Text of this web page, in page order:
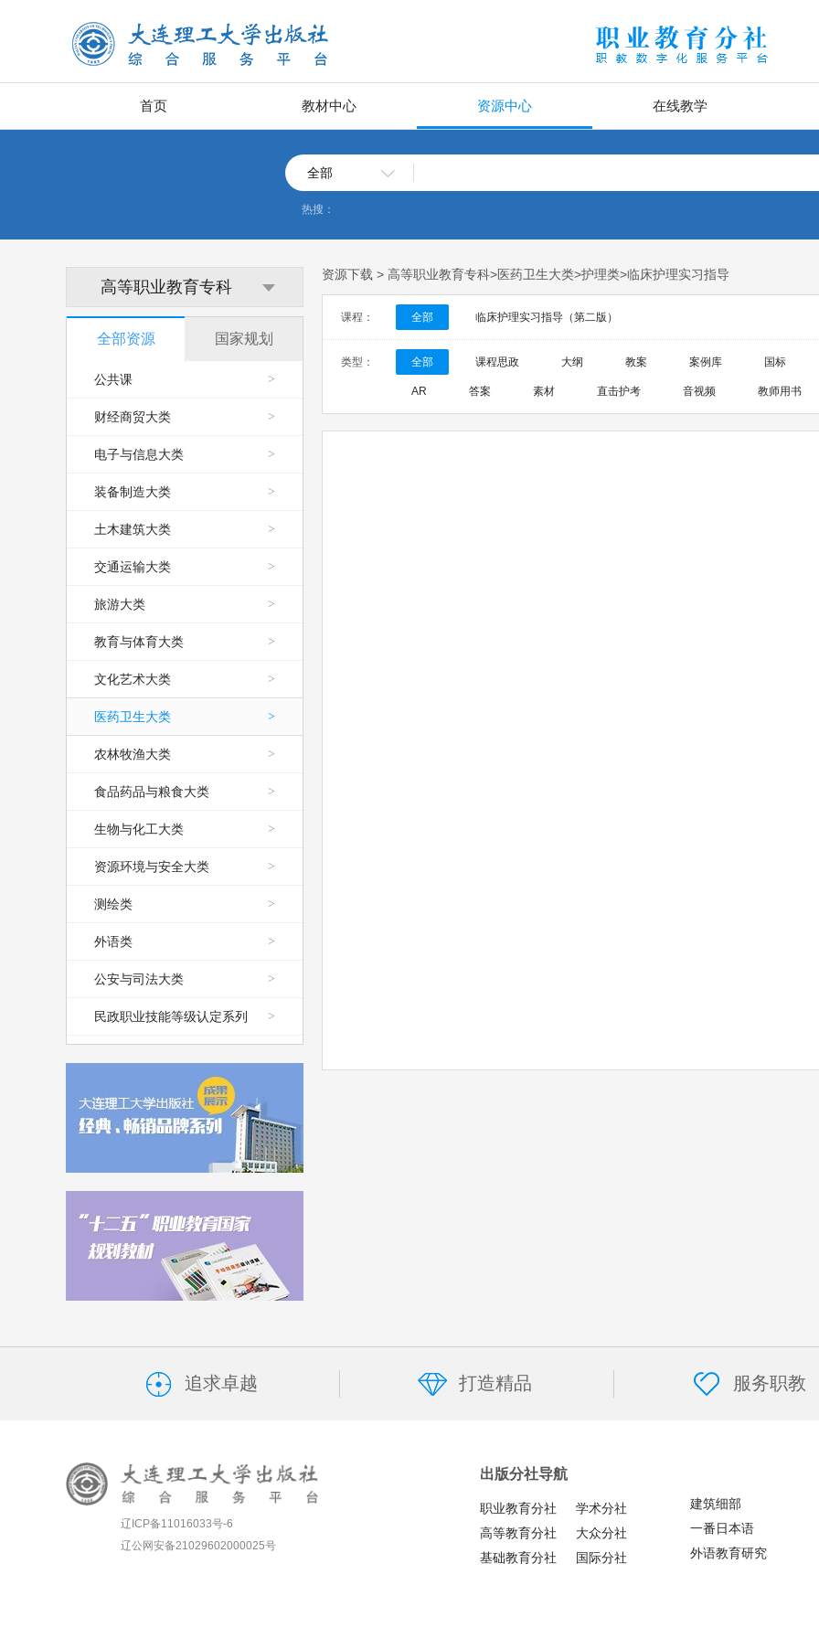
首页 教材中心 资源中心 在线教学
全部
热搜：
高等职业教育专科
全部资源
公共课 >
财经商贸大类 >
电子与信息大类 >
装备制造大类 >
土木建筑大类 >
交通运输大类 >
旅游大类 >
教育与体育大类 >
文化艺术大类 >
医药卫生大类 >
农林牧渔大类 >
食品药品与粮食大类 >
生物与化工大类 >
资源环境与安全大类 >
测绘类 >
外语类 >
公安与司法大类 >
民政职业技能等级认定系列 >
国家规划
资源下载 > 高等职业教育专科>医药卫生大类>护理类>临床护理实习指导
课程： 全部 临床护理实习指导（第二版）
类型： 全部 课程思政 大纲 教案 案例库 国标
AR 答案 素材 直击护考 音视频 教师用书
追求卓越 打造精品 服务职教
辽ICP备11016033号-6
辽公网安备21029602000025号
出版分社导航
职业教育分社
学术分社
高等教育分社
大众分社
基础教育分社
国际分社
建筑细部
一番日本语
外语教育研究